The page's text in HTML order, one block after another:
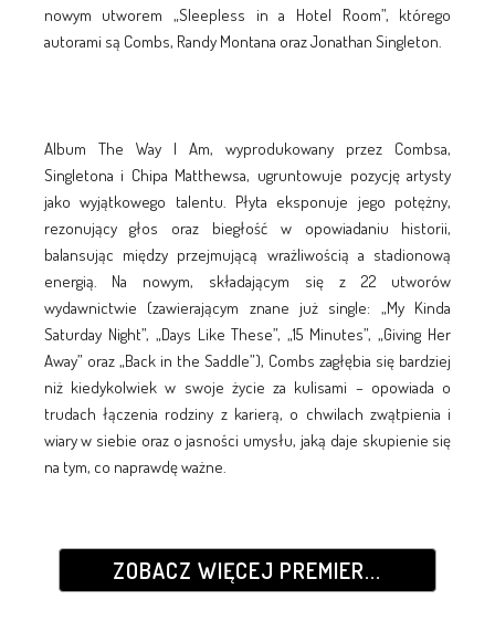
nowym utworem „Sleepless in a Hotel Room”, którego
autorami są Combs, Randy Montana oraz Jonathan Singleton.
Album The Way I Am, wyprodukowany przez Combsa,
Singletona i Chipa Matthewsa, ugruntowuje pozycję artysty
jako wyjątkowego talentu. Płyta eksponuje jego potężny,
rezonujący głos oraz biegłość w opowiadaniu historii,
balansując między przejmującą wrażliwością a stadionową
energią. Na nowym, składającym się z 22 utworów
wydawnictwie (zawierającym znane już single: „My Kinda
Saturday Night”, „Days Like These”, „15 Minutes”, „Giving Her
Away” oraz „Back in the Saddle”), Combs zagłębia się bardziej
niż kiedykolwiek w swoje życie za kulisami – opowiada o
trudach łączenia rodziny z karierą, o chwilach zwątpienia i
wiary w siebie oraz o jasności umysłu, jaką daje skupienie się
na tym, co naprawdę ważne.
ZOBACZ WIĘCEJ PREMIER...